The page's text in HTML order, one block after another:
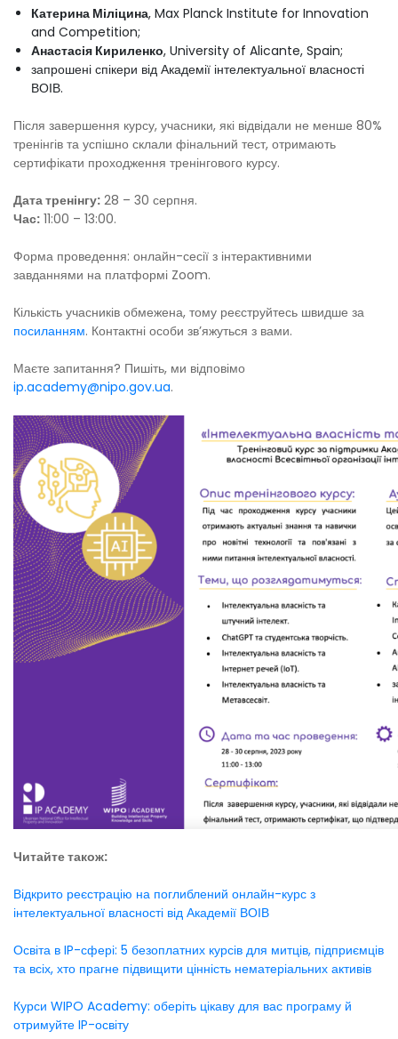
Катерина Міліцина, Max Planck Institute for Innovation
and Competition;
Анастасія Кириленко, University of Alicante, Spain;
запрошені спікери від Академії інтелектуальної власності
ВОІВ.
Після завершення курсу, учасники, які відвідали не менше 80%
тренінгів та успішно склали фінальний тест, отримають
сертифікати проходження тренінгового курсу.
Дата тренінгу: 28 – 30 серпня.
Час: 11:00 – 13:00.
Форма проведення: онлайн-сесії з інтерактивними
завданнями на платформі Zoom.
Кількість учасників обмежена, тому реєструйтесь швидше за
посиланням. Контактні особи звʼяжуться з вами.
Маєте запитання? Пишіть, ми відповімо
ip.academy@nipo.gov.ua.
Читайте також:
Відкрито реєстрацію на поглиблений онлайн-курс з
інтелектуальної власності від Академії ВОІВ
Освіта в IP-сфері: 5 безоплатних курсів для митців, підприємців
та всіх, хто прагне підвищити цінність нематеріальних активів
Курси WIPO Academy: оберіть цікаву для вас програму й
отримуйте IP-освіту